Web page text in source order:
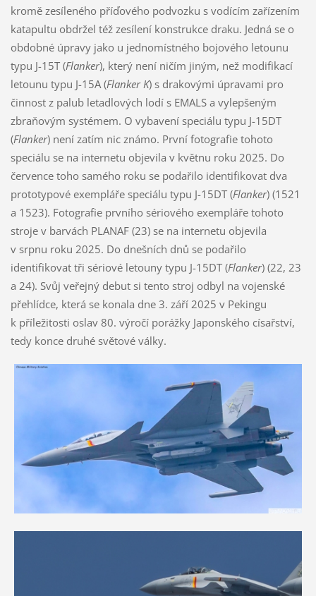
kromě zesíleného příďového podvozku s vodícím zařízením
katapultu obdržel též zesílení konstrukce draku. Jedná se o
obdobné úpravy jako u jednomístného bojového letounu
typu J-15T (Flanker), který není ničím jiným, než modifikací
letounu typu J-15A (Flanker K) s drakovými úpravami pro
činnost z palub letadlových lodí s EMALS a vylepšeným
zbraňovým systémem. O vybavení speciálu typu J-15DT
(Flanker) není zatím nic známo. První fotografie tohoto
speciálu se na internetu objevila v květnu roku 2025. Do
července toho samého roku se podařilo identifikovat dva
prototypové exempláře speciálu typu J-15DT (Flanker) (1521
a 1523). Fotografie prvního sériového exempláře tohoto
stroje v barvách PLANAF (23) se na internetu objevila
v srpnu roku 2025. Do dnešních dnů se podařilo
identifikovat tři sériové letouny typu J-15DT (Flanker) (22, 23
a 24). Svůj veřejný debut si tento stroj odbyl na vojenské
přehlídce, která se konala dne 3. září 2025 v Pekingu
k příležitosti oslav 80. výročí porážky Japonského císařství,
tedy konce druhé světové války.